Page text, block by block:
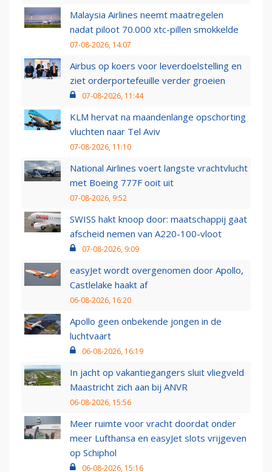
Malaysia Airlines neemt maatregelen
nadat piloot 70.000 xtc-pillen smokkelde
07-08-2026, 14:07
Airbus op koers voor leverdoelstelling en
ziet orderportefeuille verder groeien
07-08-2026, 11:44
KLM hervat na maandenlange opschorting
vluchten naar Tel Aviv
07-08-2026, 11:10
National Airlines voert langste vrachtvlucht
met Boeing 777F ooit uit
07-08-2026, 9:52
SWISS hakt knoop door: maatschappij gaat
afscheid nemen van A220-100-vloot
07-08-2026, 9:09
easyJet wordt overgenomen door Apollo,
Castlelake haakt af
06-08-2026, 16:20
Apollo geen onbekende jongen in de
luchtvaart
06-08-2026, 16:19
In jacht op vakantiegangers sluit vliegveld
Maastricht zich aan bij ANVR
06-08-2026, 15:56
Meer ruimte voor vracht doordat onder
meer Lufthansa en easyJet slots vrijgeven
op Schiphol
06-08-2026, 15:16